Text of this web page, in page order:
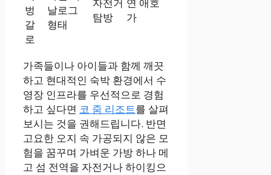
벙
갈
로
날로그
형태
자전거
탐방
연 애호
가
가족들이나 아이들과 함께 깨끗
하고 현대적인 숙박 환경에서 수
영장 인프라를 우선적으로 경험
하고 싶다면 코 줌 리조트를 살펴
보시는 것을 권해드립니다. 반면
고요한 오지 속 가공되지 않은 모
험을 꿈꾸며 가벼운 가방 하나 메
고 섬 전역을 자전거나 하이킹으